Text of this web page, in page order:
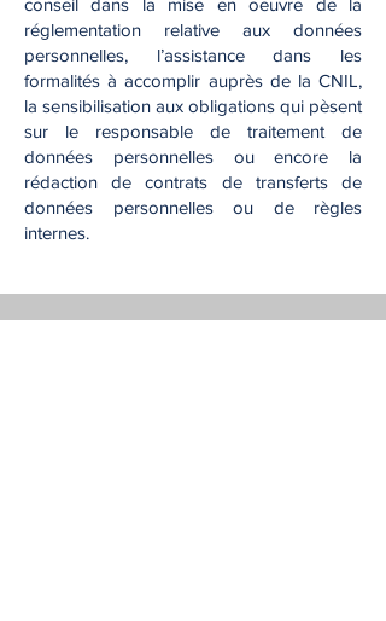
conseil dans la mise en oeuvre de la
réglementation relative aux données
personnelles, l’assistance dans les
formalités à accomplir auprès de la CNIL,
la sensibilisation aux obligations qui pèsent
sur le responsable de traitement de
données personnelles ou encore la
rédaction de contrats de transferts de
données personnelles ou de règles
internes.